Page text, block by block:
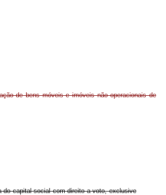
de bens móveis e imóveis não operacionais de
do capital social com direito a voto, exclusive